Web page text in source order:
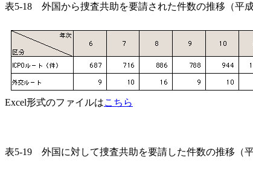
表5-18 外国から捜査共助を要請された件数の推移（平成
Excel形式のファイルはこちら
表5-19 外国に対して捜査共助を要請した件数の推移（平